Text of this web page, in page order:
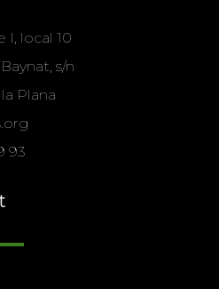
I, local 10
s/n
Plana
93